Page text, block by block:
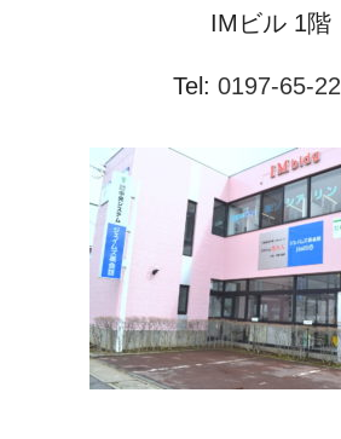
IMビル 1階
Tel:0197-65-